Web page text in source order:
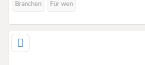
Branchen Für wen